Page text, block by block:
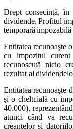
Drept consecinţă,
dividende. Profitul
temporară
Entitatea recunoaşte
cu impozitul
recunoscută nicio
rezultat al
Entitatea recunoaşte
şi o cheltuială cu
40.000),
atunci când va
creanţelor şi